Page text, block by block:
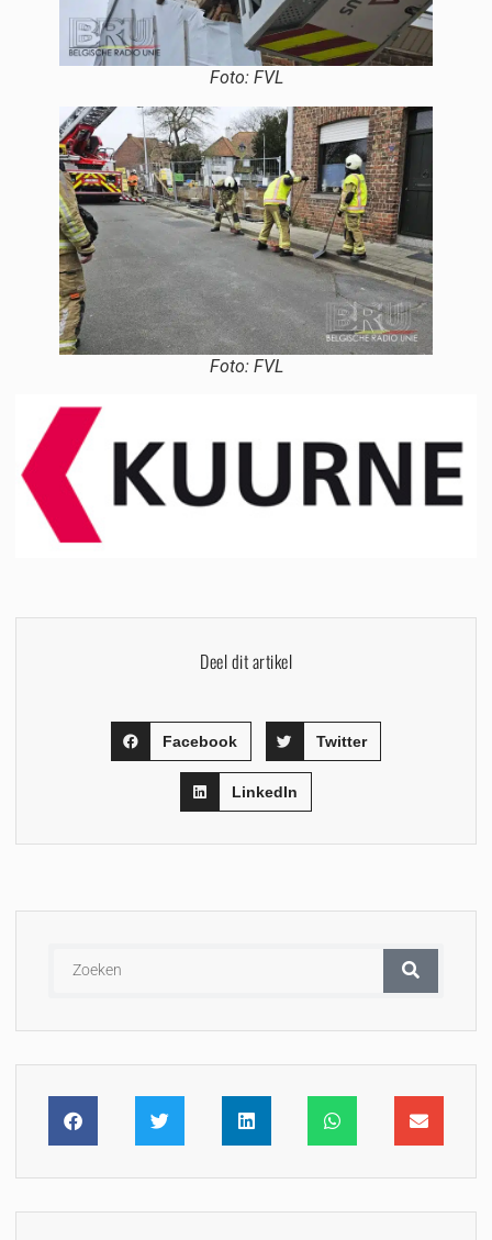
Foto: FVL
Foto: FVL
Deel dit artikel
Facebook Twitter
LinkedIn